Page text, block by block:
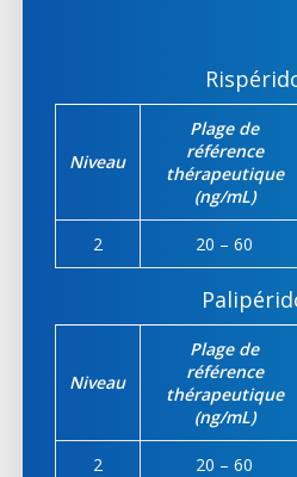
Niveau
Plage de
référence
thérapeutique
(ng/mL)
2 20 – 60
Niveau
Plage de
référence
thérapeutique
(ng/mL)
2 20 – 60